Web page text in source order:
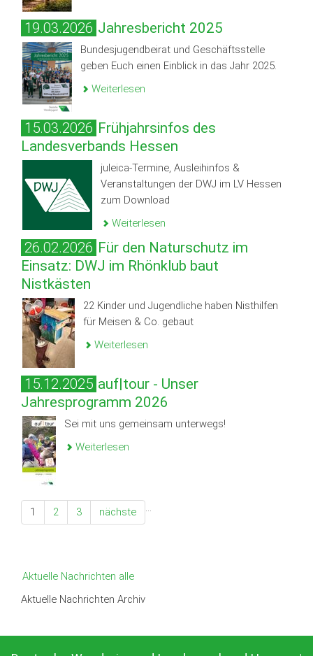
19.03.2026 Jahresbericht 2025
Bundesjugendbeirat und Geschäftsstelle
geben Euch einen Einblick in das Jahr 2025.
Weiterlesen
15.03.2026 Frühjahrsinfos des
Landesverbands Hessen
juleica-Termine, Ausleihinfos &
Veranstaltungen der DWJ im LV Hessen
zum Download
Weiterlesen
26.02.2026 Für den Naturschutz im
Einsatz: DWJ im Rhönklub baut
Nistkästen
22 Kinder und Jugendliche haben Nisthilfen
für Meisen & Co. gebaut
Weiterlesen
15.12.2025 auf|tour - Unser
Jahresprogramm 2026
Sei mit uns gemeinsam unterwegs!
Weiterlesen
1 2 3 …
nächste
Aktuelle Nachrichten alle
Aktuelle Nachrichten Archiv